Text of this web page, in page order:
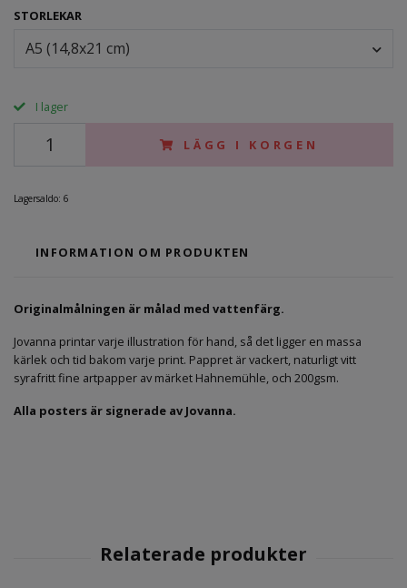
STORLEKAR
A5 (14,8x21 cm)
I lager
LÄGG I KORGEN
Lagersaldo: 6
INFORMATION OM PRODUKTEN
Originalmålningen är målad med vattenfärg.
Jovanna printar varje illustration för hand, så det ligger en massa
kärlek och tid bakom varje print. Pappret är vackert, naturligt vitt
syrafritt fine artpapper av märket Hahnemühle, och 200gsm.
Alla posters är signerade av Jovanna.